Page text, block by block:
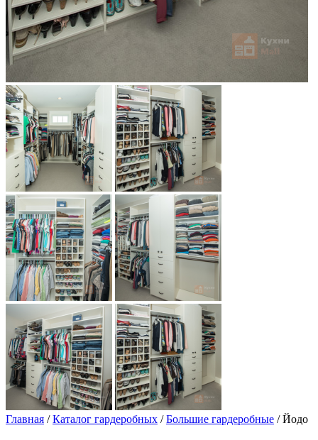
Главная /Каталог гардеробных /Большие гардеробные / Йодо